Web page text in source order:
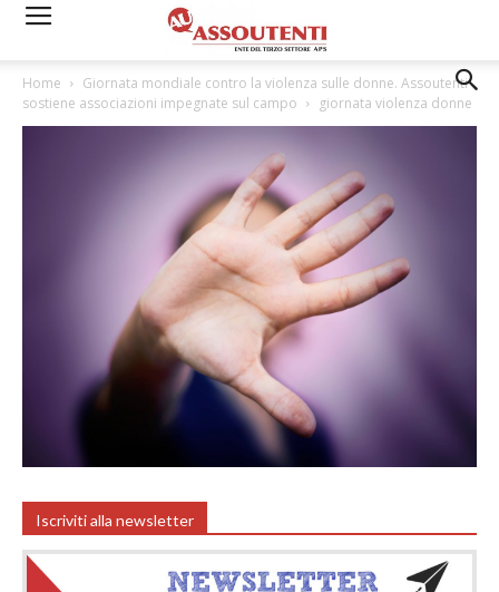
Home
Giornata mondiale contro la violenza sulle donne. Assoutenti
sostiene associazioni impegnate sul campo
giornata violenza donne
Iscriviti alla newsletter